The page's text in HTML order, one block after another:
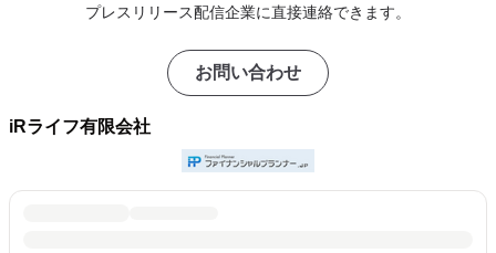
プレスリリース配信企業に直接連絡できます。
お問い合わせ
iRライフ有限会社